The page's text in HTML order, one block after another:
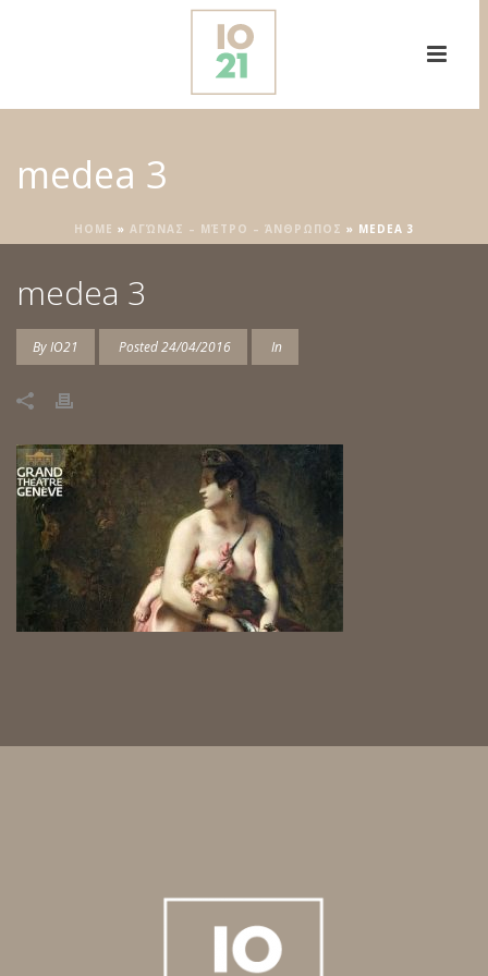
medea 3
HOME » ΑΓΏΝΑΣ – ΜΈΤΡΟ – ΆΝΘΡΩΠΟΣ » MEDEA 3
medea 3
ByIO21 Posted24/04/2016 In